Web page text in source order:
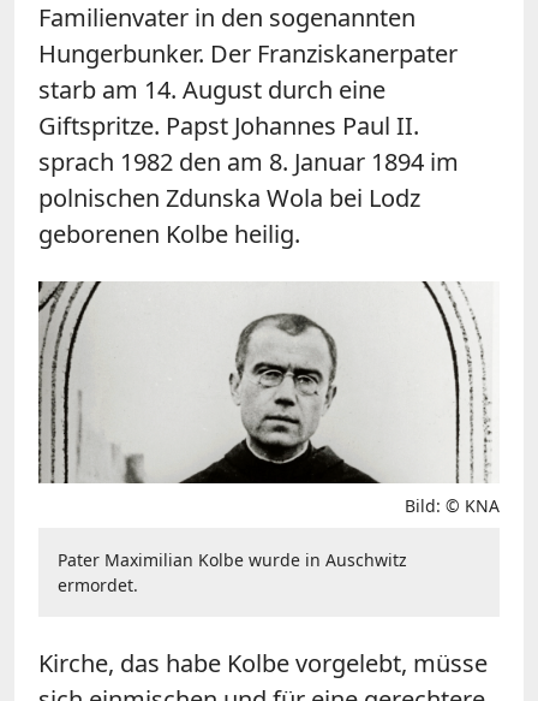
Familienvater in den sogenannten
Hungerbunker. Der Franziskanerpater
starb am 14. August durch eine
Giftspritze. Papst Johannes Paul II.
sprach 1982 den am 8. Januar 1894 im
polnischen Zdunska Wola bei Lodz
geborenen Kolbe heilig.
Bild: © KNA
Pater Maximilian Kolbe wurde in Auschwitz
ermordet.
Kirche, das habe Kolbe vorgelebt, müsse